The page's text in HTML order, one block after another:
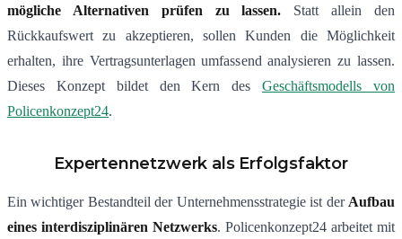
mögliche Alternativen prüfen zu lassen. Statt allein den
Rückkaufswert zu akzeptieren, sollen Kunden die Möglichkeit
erhalten, ihre Vertragsunterlagen umfassend analysieren zu lassen.
Dieses Konzept bildet den Kern desGeschäftsmodells von
Policenkonzept24.
Expertennetzwerk als Erfolgsfaktor
Ein wichtiger Bestandteil der Unternehmensstrategie ist der Aufbau
eines interdisziplinären Netzwerks. Policenkonzept24 arbeitet mit